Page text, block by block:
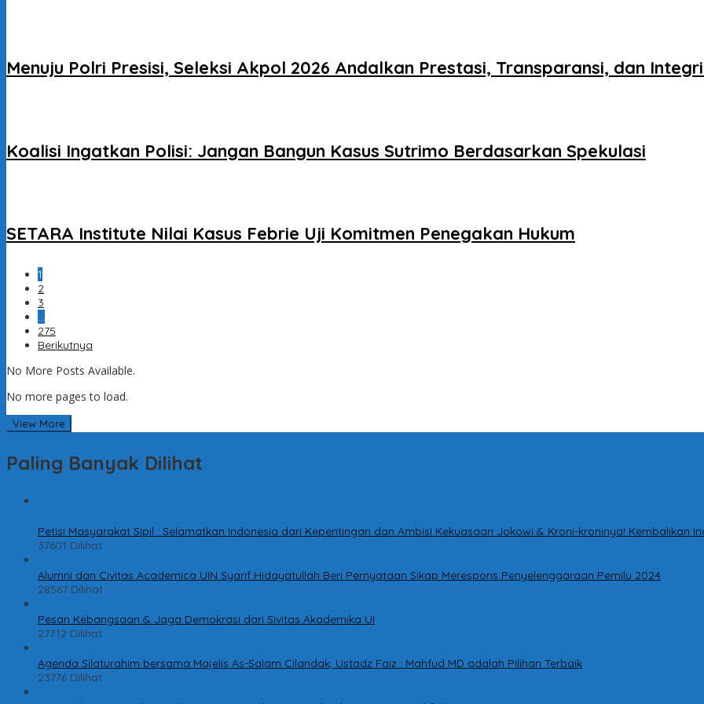
Menuju Polri Presisi, Seleksi Akpol 2026 Andalkan Prestasi, Transparansi, dan
Koalisi Ingatkan Polisi: Jangan Bangun Kasus Sutrimo Berdasarkan Spekulasi
SETARA Institute Nilai Kasus Febrie Uji Komitmen Penegakan Hukum
1
2
3
…
275
Berikutnya
No More Posts Available.
No more pages to load.
View More
Paling Banyak Dilihat
Petisi Masyarakat Sipil : Selamatkan Indonesia dari Kepentingan dan Ambisi Kekuasaan Jokowi & Kroni-kroninya! Kembalikan
37601 Dilihat
Alumni dan Civitas Academica UIN Syarif Hidayatullah Beri Pernyataan Sikap Merespons Penyelenggaraan Pemilu 2024
28567 Dilihat
Pesan Kebangsaan & Jaga Demokrasi dari Sivitas Akademika UI
27712 Dilihat
Agenda Silaturahim bersama Majelis As-Salam Cilandak, Ustadz Faiz : Mahfud MD adalah Pilihan Terbaik
23776 Dilihat